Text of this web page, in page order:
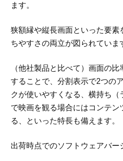
ます。
狭額縁や縦長画面といった要素
ちやすさの両立が図られていま
（他社製品と比べて）画面の
することで、分割表示で2つの
クが使いやすくなる、横持ち（
で映画を観る場合にはコンテン
る、といった特長も備えます。
出荷時点でのソフトウェアバー